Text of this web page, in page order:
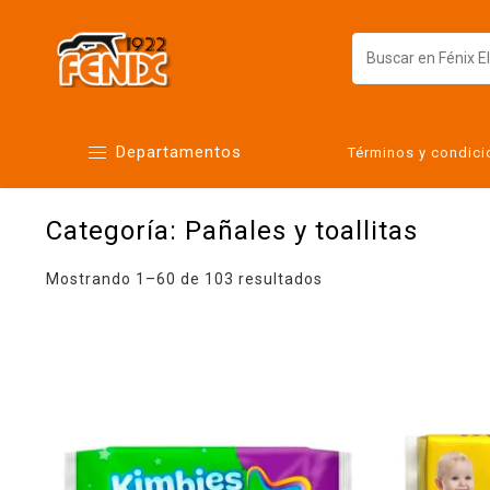
Departamentos
Alimentos
Artículos para el hogar
Cuidado personal
Términos y
Categoría: Pañales y toallitas
Mostrando 1–60 de 103 resultados